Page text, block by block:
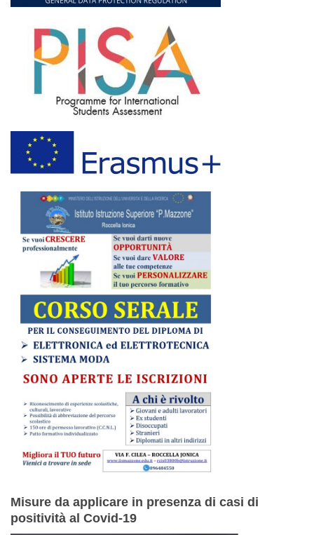
Misure da applicare in presenza di casi di
positività al Covid-19